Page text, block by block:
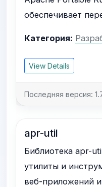
обеспечивает
Категория:
View Details
Последняя версия:
apr-util
Библиотека apr-
утилиты и
веб-приложений